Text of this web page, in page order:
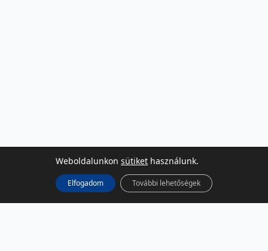
Weboldalunkon sütiket használunk.
Elfogadom További lehetőségek